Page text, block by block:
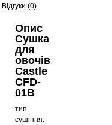
Відгуки (0)
Опис
Сушка
для
овочів
Castle
CFD-
01B
тип
сушіння: